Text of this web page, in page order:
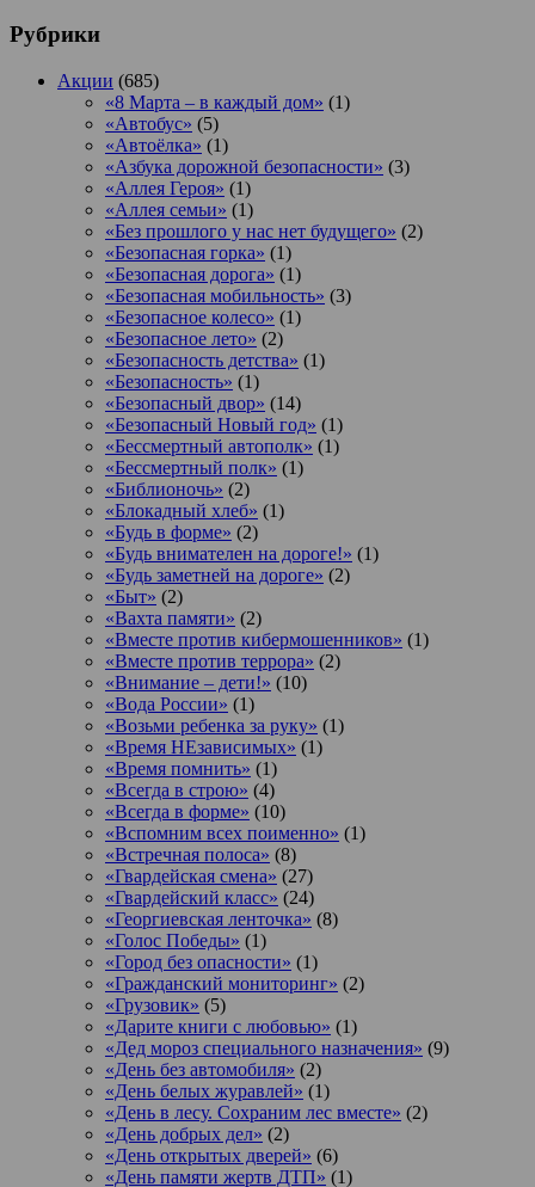
Рубрики
Акции (685)
«8 Марта – в каждый дом» (1)
«Автобус» (5)
«Автоёлка» (1)
«Азбука дорожной безопасности» (3)
«Аллея Героя» (1)
«Аллея семьи» (1)
«Без прошлого у нас нет будущего» (2)
«Безопасная горка» (1)
«Безопасная дорога» (1)
«Безопасная мобильность» (3)
«Безопасное колесо» (1)
«Безопасное лето» (2)
«Безопасность детства» (1)
«Безопасность» (1)
«Безопасный двор» (14)
«Безопасный Новый год» (1)
«Бессмертный автополк» (1)
«Бессмертный полк» (1)
«Библионочь» (2)
«Блокадный хлеб» (1)
«Будь в форме» (2)
«Будь внимателен на дороге!» (1)
«Будь заметней на дороге» (2)
«Быт» (2)
«Вахта памяти» (2)
«Вместе против кибермошенников» (1)
«Вместе против террора» (2)
«Внимание – дети!» (10)
«Вода России» (1)
«Возьми ребенка за руку» (1)
«Время НЕзависимых» (1)
«Время помнить» (1)
«Всегда в строю» (4)
«Всегда в форме» (10)
«Вспомним всех поименно» (1)
«Встречная полоса» (8)
«Гвардейская смена» (27)
«Гвардейский класс» (24)
«Георгиевская ленточка» (8)
«Голос Победы» (1)
«Город без опасности» (1)
«Гражданский мониторинг» (2)
«Грузовик» (5)
«Дарите книги с любовью» (1)
«Дед мороз специального назначения» (9)
«День без автомобиля» (2)
«День белых журавлей» (1)
«День в лесу. Сохраним лес вместе» (2)
«День добрых дел» (2)
«День открытых дверей» (6)
«День памяти жертв ДТП» (1)